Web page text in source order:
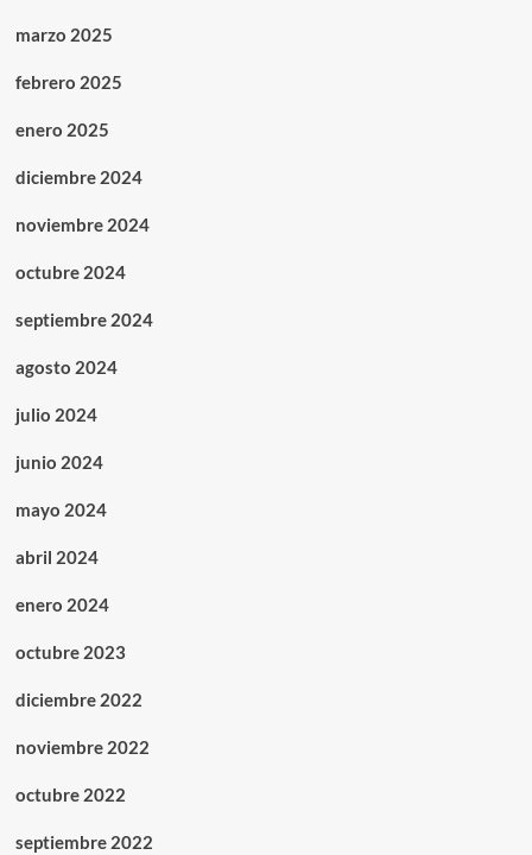
marzo 2025
febrero 2025
enero 2025
diciembre 2024
noviembre 2024
octubre 2024
septiembre 2024
agosto 2024
julio 2024
junio 2024
mayo 2024
abril 2024
enero 2024
octubre 2023
diciembre 2022
noviembre 2022
octubre 2022
septiembre 2022